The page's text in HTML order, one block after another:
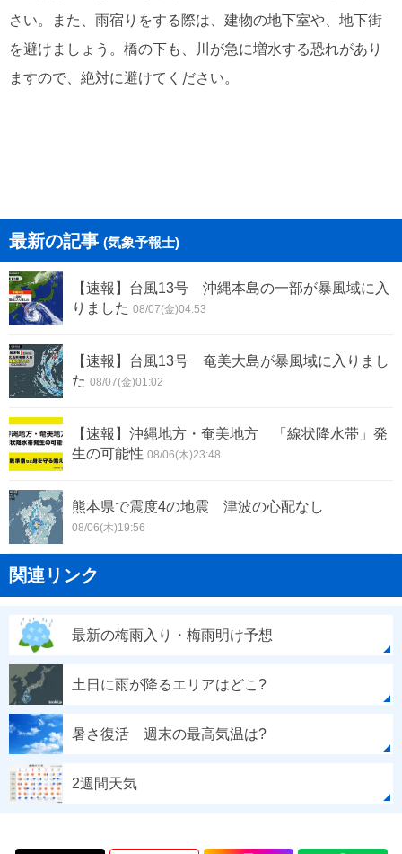
さい。また、雨宿りをする際は、建物の地下室や、地下街
を避けましょう。橋の下も、川が急に増水する恐れがあり
ますので、絶対に避けてください。
最新の記事 (気象予報士)
【速報】台風13号 沖縄本島の一部が暴風域に入
りました 08/07(金)04:53
【速報】台風13号 奄美大島が暴風域に入りまし
た 08/07(金)01:02
【速報】沖縄地方・奄美地方 「線状降水帯」発
生の可能性 08/06(木)23:48
熊本県で震度4の地震 津波の心配なし
08/06(木)19:56
関連リンク
最新の梅雨入り・梅雨明け予想
土日に雨が降るエリアはどこ?
暑さ復活 週末の最高気温は?
2週間天気